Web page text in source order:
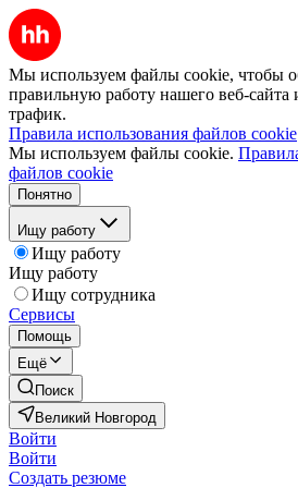
Мы используем файлы cookie, чтобы
правильную работу нашего веб-сайта
трафик.
Правила использования файлов cookie
Мы используем файлы cookie.
файлов cookie
Понятно
Ищу работу
Ищу работу
Ищу работу
Ищу сотрудника
Сервисы
Помощь
Ещё
Поиск
Великий Новгород
Войти
Войти
Создать резюме